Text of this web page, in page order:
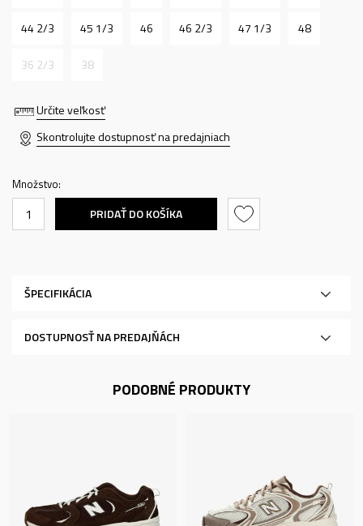
Určite veľkosť
44 2/3 45 1/3 46 46 2/3 47 1/3 48
36 2/3 38
Skontrolujte dostupnosť na predajniach
Množstvo:
PRIDAŤ DO KOŠÍKA
ŠPECIFIKÁCIA
DOSTUPNOSŤ NA PREDAJŇÁCH
PODOBNÉ PRODUKTY